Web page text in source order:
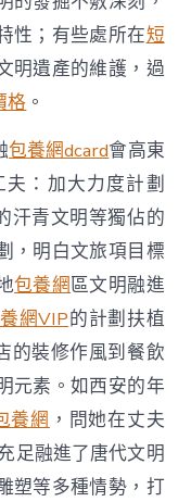
性；有些處所在短
明遺產的維護，過
格 。
包養網dcard會高東
：加大力度計劃
汗青文明等獨佔的
，明白文旅項目標
包養網區文明融進
網VIP的計劃扶植
的裝修作風到餐飲
元素。如西安的年
養網 ，問她在丈夫
足融進了唐代文明
塑等多種情勢，打